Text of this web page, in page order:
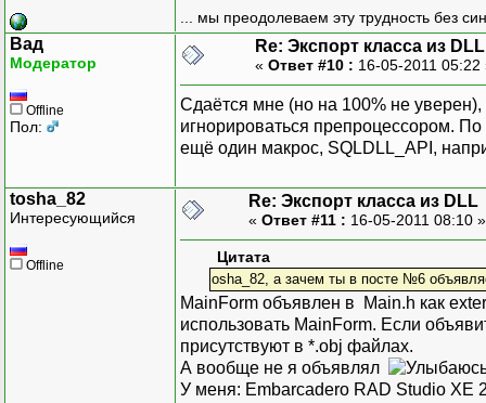
... мы преодолеваем эту трудность без
Вад
Модератор
Offline
Пол:
Re: Экспорт класса из DLL
« Ответ #10 : 16-05-2011
Сдаётся мне (но на 100% не
игнорироваться препроцессором.
ещё один макрос, SQLDLL_API,
tosha_82
Интересующийся
Offline
Re: Экспорт класса из DLL
« Ответ #11 : 16-05-2011 08:10
Цитата
osha_82, а зачем ты в посте №6
MainForm объявлен в Main.h как
использовать MainForm. Если
присутствуют в *.obj файлах.
А вообще не я объявлял
У меня: Embarcadero RAD Studio XE